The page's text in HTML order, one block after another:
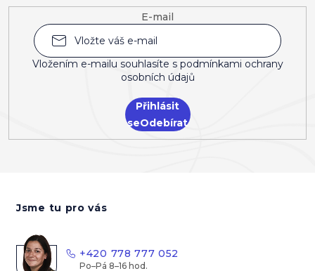
E-mail
Vložením e-mailu souhlasíte s podmínkami ochrany
osobních údajů
Přihlásit
se
Jsme tu pro vás
+420 778 777 052